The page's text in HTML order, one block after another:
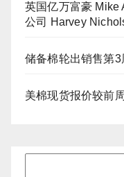
英国亿万富豪 Mike
公司 Harvey
储备棉轮出销售第
美棉现货报价较前